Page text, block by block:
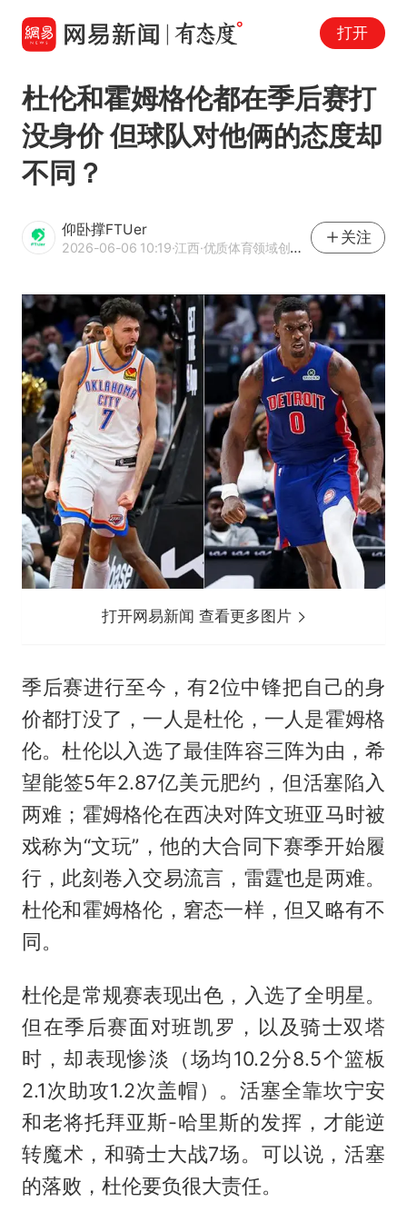
打开
杜伦和霍姆格伦都在季后赛打
没身价 但球队对他俩的态度却
不同？
仰卧撑FTUer
2026-06-06 10:19·江西·优质体育领域创作者
关注
打开网易新闻 查看更多图片
季后赛进行至今，有2位中锋把自己的身
价都打没了，一人是杜伦，一人是霍姆格
伦。杜伦以入选了最佳阵容三阵为由，希
望能签5年2.87亿美元肥约，但活塞陷入
两难；霍姆格伦在西决对阵文班亚马时被
戏称为“文玩”，他的大合同下赛季开始履
行，此刻卷入交易流言，雷霆也是两难。
杜伦和霍姆格伦，窘态一样，但又略有不
同。
杜伦是常规赛表现出色，入选了全明星。
但在季后赛面对班凯罗，以及骑士双塔
时，却表现惨淡（场均10.2分8.5个篮板
2.1次助攻1.2次盖帽）。活塞全靠坎宁安
和老将托拜亚斯-哈里斯的发挥，才能逆
转魔术，和骑士大战7场。可以说，活塞
的落败，杜伦要负很大责任。